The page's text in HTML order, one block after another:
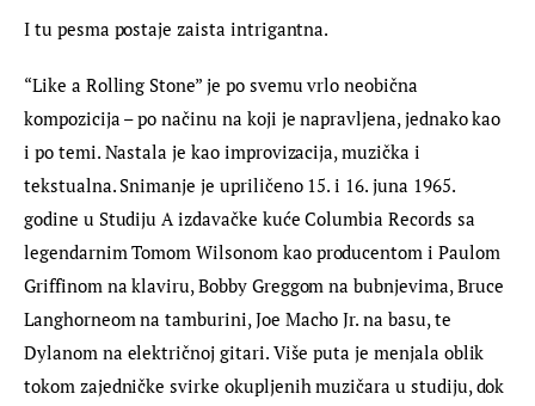
I tu pesma postaje zaista intrigantna.
“Like a Rolling Stone” je po svemu vrlo neobična
kompozicija – po načinu na koji je napravljena, jednako kao
i po temi. Nastala je kao improvizacija, muzička i
tekstualna. Snimanje je upriličeno 15. i 16. juna 1965.
godine u Studiju A izdavačke kuće Columbia Records sa
legendarnim Tomom Wilsonom kao producentom i Paulom
Griffinom na klaviru, Bobby Greggom na bubnjevima, Bruce
Langhorneom na tamburini, Joe Macho Jr. na basu, te
Dylanom na električnoj gitari. Više puta je menjala oblik
tokom zajedničke svirke okupljenih muzičara u studiju, dok